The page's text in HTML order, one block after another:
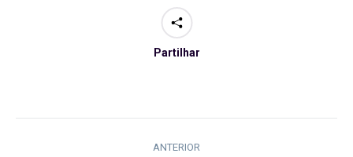
Partilhar
Navegação
ANTERIOR